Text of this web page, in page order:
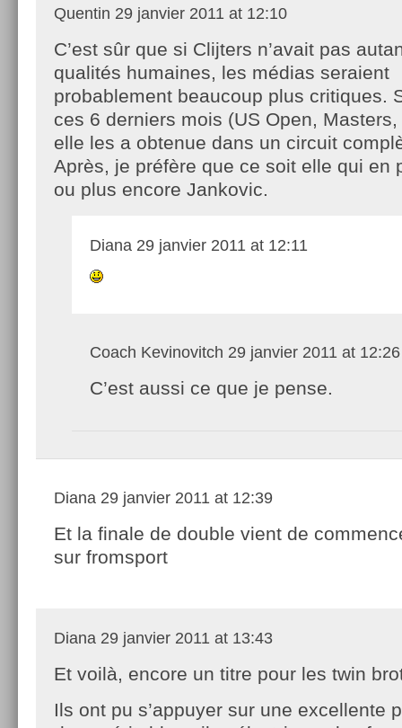
Quentin 29 janvier 2011 at 12:10
C’est sûr que si Clijters n’avait pas
qualités humaines, les médias seraient
probablement beaucoup plus critiques.
ces 6 derniers mois (US Open, Masters,
elle les a obtenue dans un circuit
Après, je préfère que ce soit elle qui en
ou plus encore Jankovic.
Diana 29 janvier 2011 at 12:11
Coach Kevinovitch 29 janvier 2011 at 12:26
C’est aussi ce que je pense.
Diana 29 janvier 2011 at 12:39
Et la finale de double vient de
sur fromsport
Diana 29 janvier 2011 at 13:43
Et voilà, encore un titre pour les twin
Ils ont pu s’appuyer sur une excellente